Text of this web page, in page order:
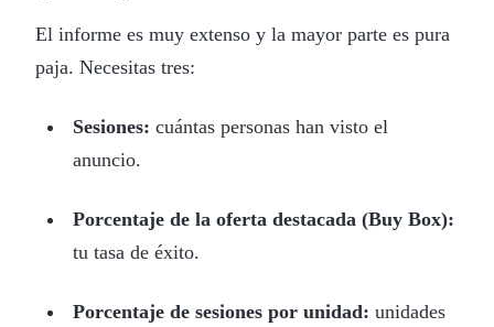
El informe es muy extenso y la mayor parte es pura
paja. Necesitas tres:
Sesiones: cuántas personas han visto el
anuncio.
Porcentaje de la oferta destacada (Buy Box):
tu tasa de éxito.
Porcentaje de sesiones por unidad: unidades